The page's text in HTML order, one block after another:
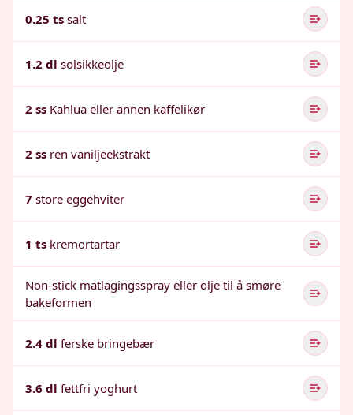
0.25 ts salt
1.2 dl solsikkeolje
2 ss Kahlua eller annen kaffelikør
2 ss ren vaniljeekstrakt
7 store eggehviter
1 ts kremortartar
Non-stick matlagingsspray eller olje til å smøre
bakeformen
2.4 dl ferske bringebær
3.6 dl fettfri yoghurt